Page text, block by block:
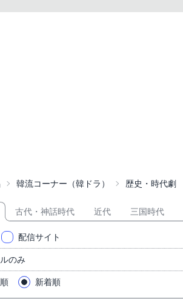
韓流コーナー（韓ドラ） 歴史・時代劇
古代・神話時代 近代 三国時代
配信サイト
のみ
新着順